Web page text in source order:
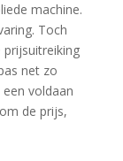
machine.
Toch
net zo
voldaan
de prijs,